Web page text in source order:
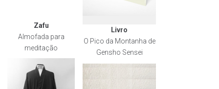
Zafu
Almofada para
meditação
Livro
O Pico da Montanha de
Gensho Sensei